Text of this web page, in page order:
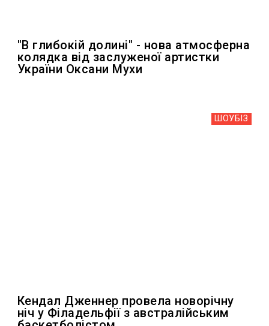
"В глибокій долині" - нова атмосферна
колядка від заслуженої артистки
України Оксани Мухи
ШОУБIЗ
Кендал Дженнер провела новорічну
ніч у Філадельфії з австралійським